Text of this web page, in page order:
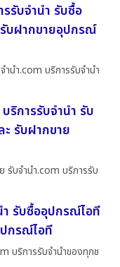
รับจำนำ รับซื้อ
บฝากขายอุปกรณ์
นํา.com บริการรับจำนำ
ริการรับจำนำ รับ
รับฝากขาย
รับจํานํา.com บริการรับ
ำ รับซื้ออุปกรณ์ไอที
กรณ์ไอที
บริการรับจำนำของทุกช